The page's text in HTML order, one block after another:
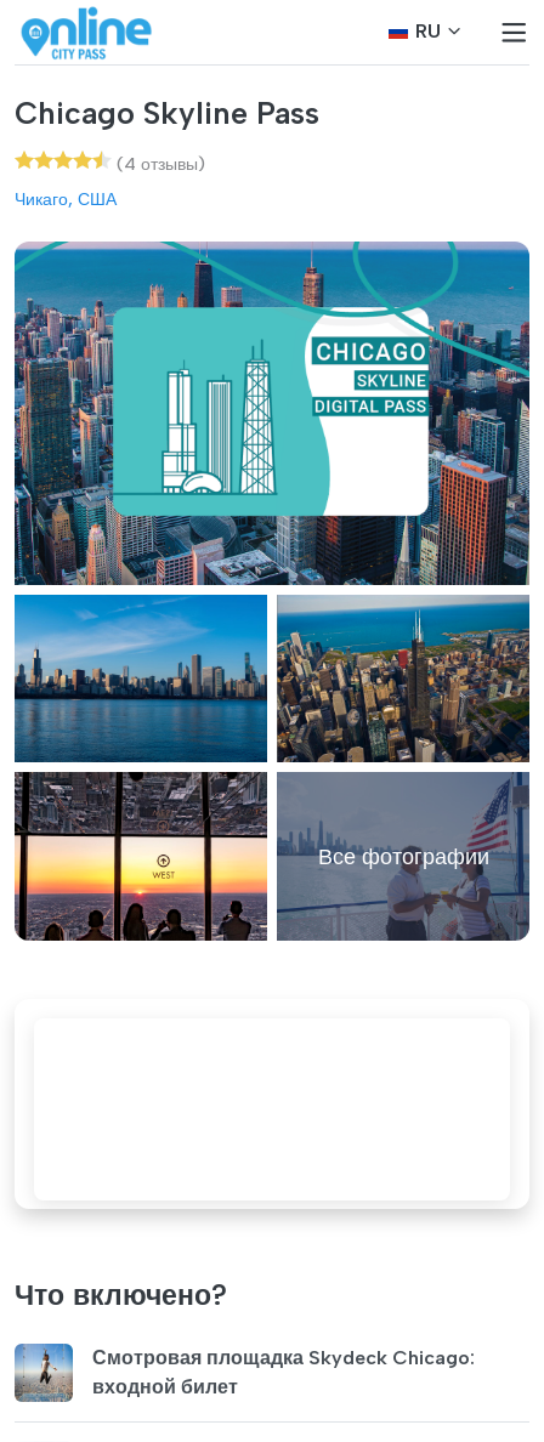
RU
Chicago Skyline Pass
(4 отзывы)
Чикаго, США
Все фотографии
Что включено?
Смотровая площадка Skydeck Chicago:
входной билет